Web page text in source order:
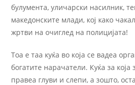
булумента, уличарски насилник,
македонските млади, кој како
жртви на очиглед на полицијата!
Тоа е таа куќа во која се вадеа
богатите нарачатели. Куќа за која
правеа глуви и слепи, а зошто,